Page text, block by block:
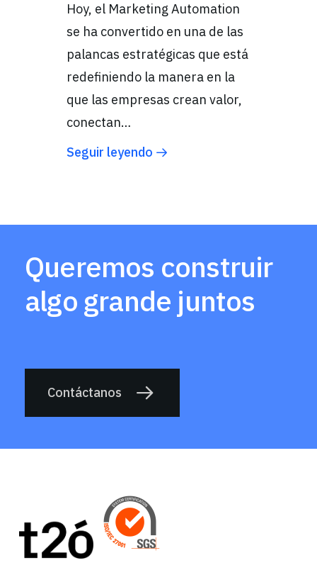
Hoy, el Marketing Automation
se ha convertido en una de las
palancas estratégicas que está
redefiniendo la manera en la
que las empresas crean valor,
conectan…
Seguir leyendo
Queremos construir
algo grande juntos
Contáctanos